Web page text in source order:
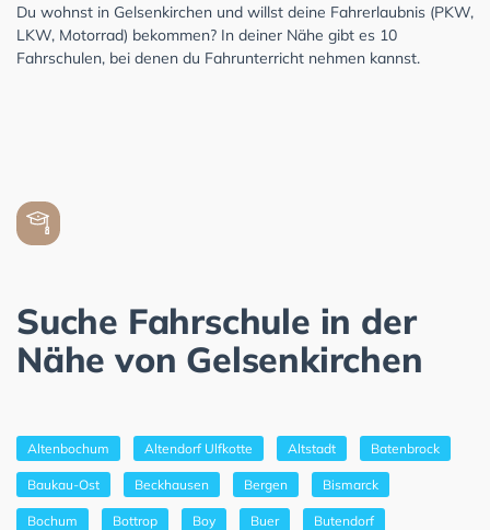
Du wohnst in Gelsenkirchen und willst deine Fahrerlaubnis (PKW,
LKW, Motorrad) bekommen? In deiner Nähe gibt es 10
Fahrschulen, bei denen du Fahrunterricht nehmen kannst.
Suche Fahrschule in der
Nähe von Gelsenkirchen
Altenbochum Altendorf Ulfkotte Altstadt Batenbrock
Baukau-Ost Beckhausen Bergen Bismarck
Bochum Bottrop Boy Buer Butendorf